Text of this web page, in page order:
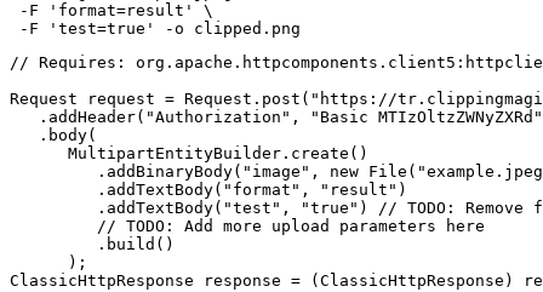
-F 'format=result' \
// Requires:
Request request = Request.post("https://
.addHeader("Authorization", "Basic
   .body(
      MultipartEntityBuilder.create()
.addBinaryBody("image", new
         .addTextBody("format", "result")
.addTextBody("test", "true") // TODO: Remove
         // TODO: Add more upload parameters here
         .build()
      );
ClassicHttpResponse response = (ClassicHttpResponse)